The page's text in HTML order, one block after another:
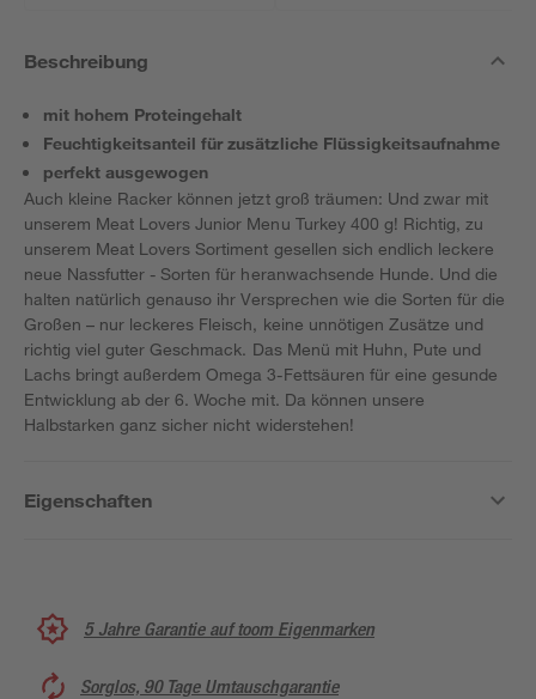
Beschreibung
mit hohem Proteingehalt
Feuchtigkeitsanteil für zusätzliche Flüssigkeitsaufnahme
perfekt ausgewogen
Auch kleine Racker können jetzt groß träumen: Und zwar mit
unserem Meat Lovers Junior Menu Turkey 400 g! Richtig, zu
unserem Meat Lovers Sortiment gesellen sich endlich leckere
neue Nassfutter - Sorten für heranwachsende Hunde. Und die
halten natürlich genauso ihr Versprechen wie die Sorten für die
Großen – nur leckeres Fleisch, keine unnötigen Zusätze und
richtig viel guter Geschmack. Das Menü mit Huhn, Pute und
Lachs bringt außerdem Omega 3-Fettsäuren für eine gesunde
Entwicklung ab der 6. Woche mit. Da können unsere
Halbstarken ganz sicher nicht widerstehen!
Eigenschaften
5 Jahre Garantie auf toom Eigenmarken
Sorglos, 90 Tage Umtauschgarantie